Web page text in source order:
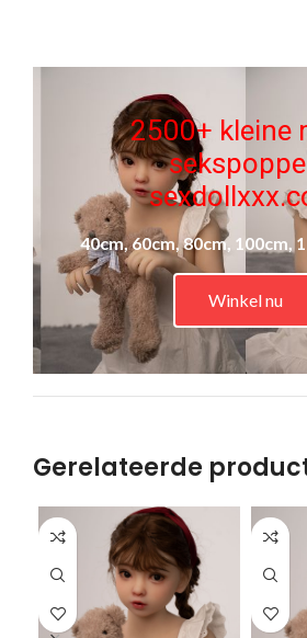
2500+ kleine
40cm, 60cm, 80cm, 100cm,
Winkel nu
Gerelateerde